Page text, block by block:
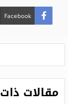
Facebook
مقالات